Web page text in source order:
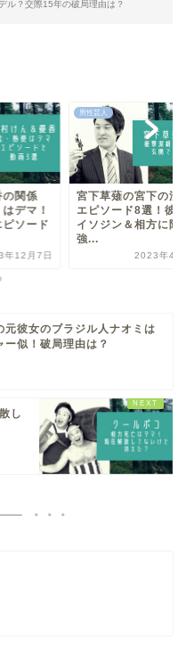
ル？交際15年の破局理由は？
潔癖症
彼女に
に除菌
年4月30日
男性芸人
仲本工事の遺産額は
億？！相続人は嫁じ
かではなく前妻との
供？
2023年5
元彼女のブラジル人ナオミは
ー似！破局理由は？
し